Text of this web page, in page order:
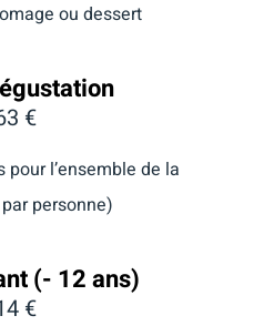
ou dessert
€
l’ensemble de la
personne)
(- 12 ans)
€